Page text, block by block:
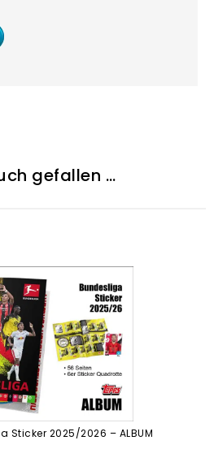
gefallen …
Sticker 2025/2026 – ALBUM